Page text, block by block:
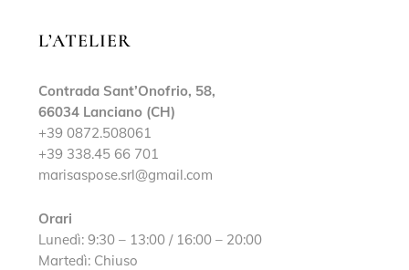
L’ATELIER
Contrada Sant’Onofrio, 58,
66034 Lanciano (CH)
+39 0872.508061
+39 338.45 66 701
marisaspose.srl@gmail.com
Orari
Lunedì: 9:30 – 13:00 / 16:00 – 20:00
Martedì: Chiuso